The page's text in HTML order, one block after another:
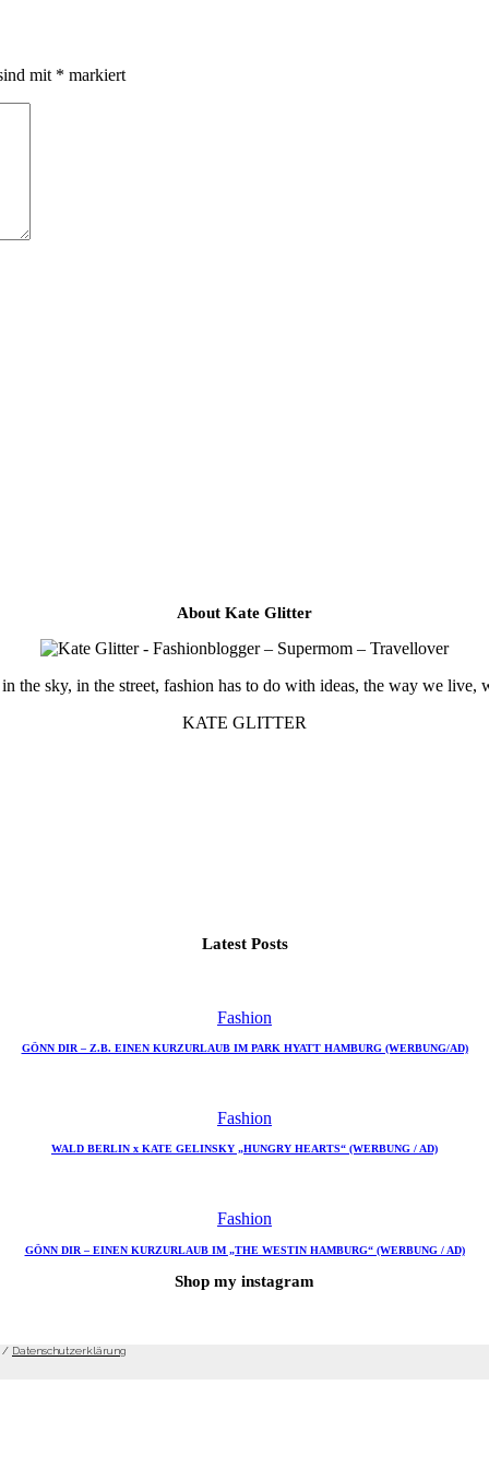
mit * markiert
About Kate Glitter
the sky, in the street, fashion has to do with ideas, the way we
KATE GLITTER
Latest Posts
Fashion
GÖNN DIR – Z.B. EINEN KURZURLAUB IM PARK HYATT HAMBURG (WERBUNG/AD)
Fashion
WALD BERLIN x KATE GELINSKY „HUNGRY HEARTS“ (WERBUNG / AD)
Fashion
GÖNN DIR – EINEN KURZURLAUB IM „THE WESTIN HAMBURG“ (WERBUNG / AD)
Shop my instagram
/ Datenschutzerklärung